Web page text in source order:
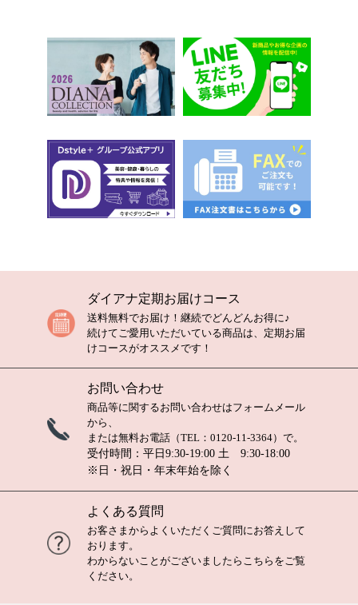
ダイアナ定期お届けコース
送料無料でお届け！継続でどんどんお得に♪
続けてご愛用いただいている商品は、定期お届
けコースがオススメです！
お問い合わせ
商品等に関するお問い合わせはフォームメール
から、
または無料お電話（TEL： 0120-11-3364）で。
受付時間：平日9:30-19:00 土 9:30-18:00
※日・祝日・年末年始を除く
よくある質問
お客さまからよくいただくご質問にお答えして
おります。
わからないことがございましたら こちら をご覧
ください。